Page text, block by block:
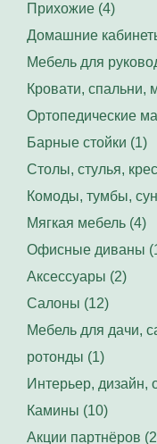
Прихожие (4)
Домашние
Мебель для
Кровати, спальни,
Ортопедические
Барные стойки (1)
Столы, стулья,
Комоды, тумбы,
Мягкая мебель (4)
Офисные диваны
Аксессуары (2)
Салоны (12)
Мебель для дачи,
ротонды (1)
Интерьер, дизайн,
Камины (10)
Акции партнёров